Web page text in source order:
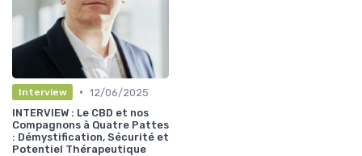
Interview • 12/06/2025
INTERVIEW : Le CBD et nos
Compagnons à Quatre Pattes
: Démystification, Sécurité et
Potentiel Thérapeutique